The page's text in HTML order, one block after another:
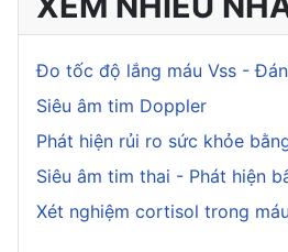
Đo tốc độ lắng máu Vss -
Siêu âm tim Doppler
Phát hiện rủi ro sức khỏe
Siêu âm tim thai - Phát hiện
Xét nghiệm cortisol trong